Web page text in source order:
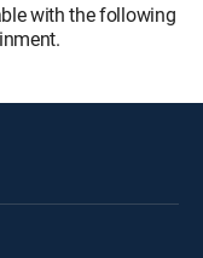
with the following